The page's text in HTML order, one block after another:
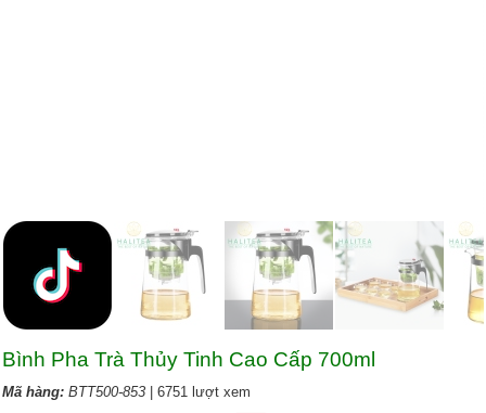
Bình Pha Trà Thủy Tinh Cao Cấp 700ml
Mã hàng:BTT500-853 | 6751 lượt xem